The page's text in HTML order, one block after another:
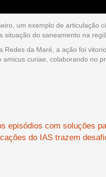
um exemplo de articulação
situação do saneamento na
Redes da Maré, a ação foi
amicus curiae, colaborando no
episódios com soluções
do IAS trazem